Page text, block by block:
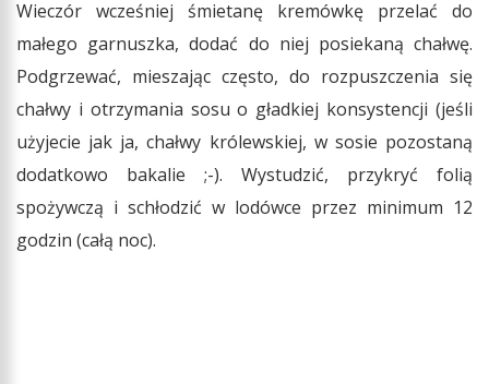
Wieczór wcześniej śmietanę kremówkę przelać do
małego garnuszka, dodać do niej posiekaną chałwę.
Podgrzewać, mieszając często, do rozpuszczenia się
chałwy i otrzymania sosu o gładkiej konsystencji (jeśli
użyjecie jak ja, chałwy królewskiej, w sosie pozostaną
dodatkowo bakalie ;-). Wystudzić, przykryć folią
spożywczą i schłodzić w lodówce przez minimum 12
godzin (całą noc).